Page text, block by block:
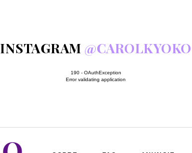
INSTAGRAM @CAROLKYOKO
190 - OAuthException
Error validating application